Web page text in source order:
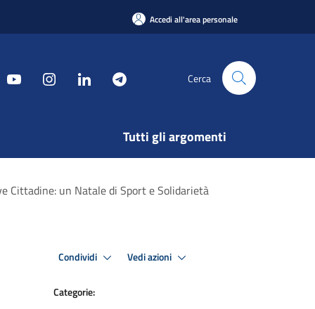
Accedi all'area personale
Cerca
Tutti gli argomenti
Cittadine: un Natale di Sport e Solidarietà
Condividi Vedi azioni
Categorie: